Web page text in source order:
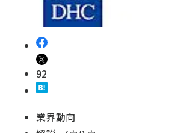
92
業界動向